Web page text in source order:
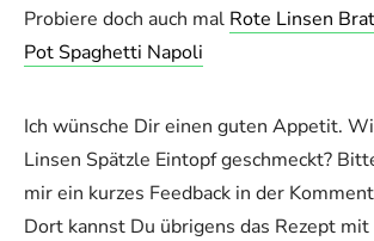
Probiere doch auch mal Rote Linsen
Pot Spaghetti Napoli
Ich wünsche Dir einen guten Appetit.
Linsen Spätzle Eintopf geschmeckt?
mir ein kurzes Feedback in der
Dort kannst Du übrigens das Rezept